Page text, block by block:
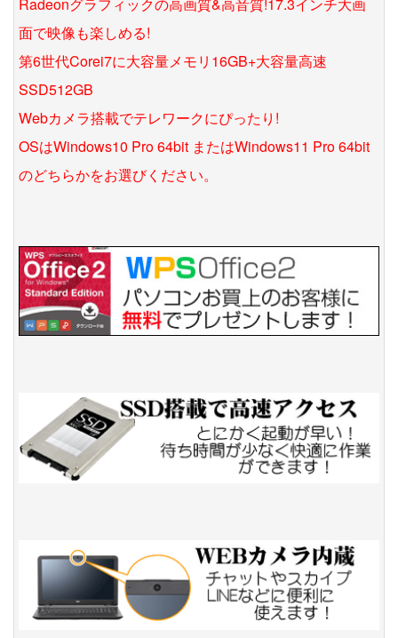
面で映像も楽しめる!
第6世代Corei7に大容量メモリ16GB+大容量高速
SSD512GB
Webカメラ搭載でテレワークにぴったり!
OSはWindows10 Pro 64bit またはWindows11 Pro 64bit
のどちらかをお選びください。